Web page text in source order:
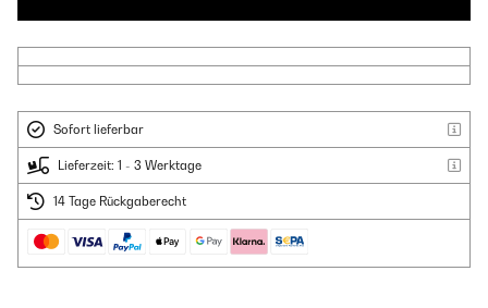
Sofort lieferbar
Lieferzeit: 1 - 3 Werktage
14 Tage Rückgaberecht